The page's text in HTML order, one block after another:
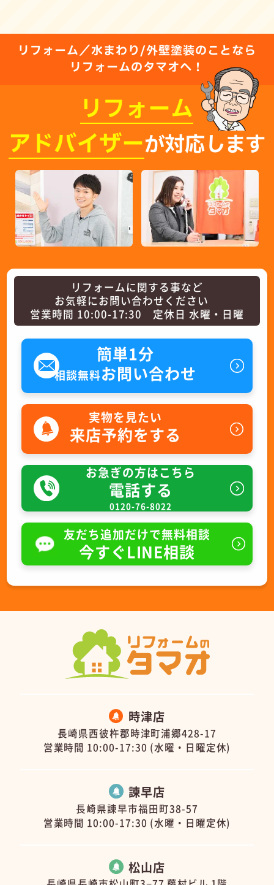
リフォーム／水まわり/外壁塗装のことなら
リフォームのタマオへ！
リフォーム
アドバイザーが対応します
リフォームに関する事など
お気軽にお問い合わせください
営業時間 10:00-17:30 定休日 水曜・日曜
簡単1分
相談無料お問い合わせ
実物を見たい
来店予約をする
お急ぎの方はこちら
電話する
0120-76-8022
友だち追加だけで無料相談
今すぐLINE相談
時津店
長崎県西彼杵郡時津町浦郷428-17
営業時間 10:00-17:30 (水曜・日曜定休)
諫早店
長崎県諫早市福田町38-57
営業時間 10:00-17:30 (水曜・日曜定休)
松山店